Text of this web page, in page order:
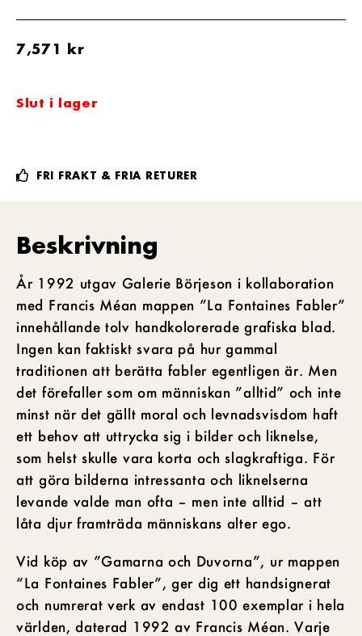
7,571 kr
Slut i lager
FRI FRAKT & FRIA RETURER
Beskrivning
År 1992 utgav Galerie Börjeson i kollaboration
med Francis Méan mappen ”La Fontaines Fabler”
innehållande tolv handkolorerade grafiska blad.
Ingen kan faktiskt svara på hur gammal
traditionen att berätta fabler egentligen är. Men
det förefaller som om människan ”alltid” och inte
minst när det gällt moral och levnadsvisdom haft
ett behov att uttrycka sig i bilder och liknelse,
som helst skulle vara korta och slagkraftiga. För
att göra bilderna intressanta och liknelserna
levande valde man ofta – men inte alltid – att
låta djur framträda människans alter ego.
Vid köp av ”Gamarna och Duvorna”, ur mappen
“La Fontaines Fabler”, ger dig ett handsignerat
och numrerat verk av endast 100 exemplar i hela
världen, daterad 1992 av Francis Méan. Varje